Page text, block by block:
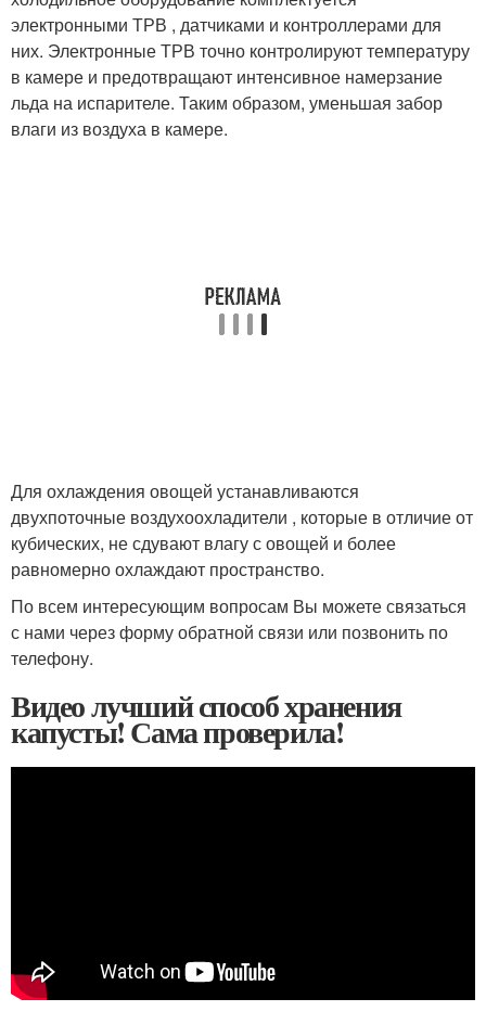
электронными ТРВ , датчиками и контроллерами для
них. Электронные ТРВ точно контролируют температуру
в камере и предотвращают интенсивное намерзание
льда на испарителе. Таким образом, уменьшая забор
влаги из воздуха в камере.
Для охлаждения овощей устанавливаются
двухпоточные воздухоохладители , которые в отличие от
кубических, не сдувают влагу с овощей и более
равномерно охлаждают пространство.
По всем интересующим вопросам Вы можете связаться
с нами через форму обратной связи или позвонить по
телефону.
Видео лучший способ хранения
капусты! Сама проверила!